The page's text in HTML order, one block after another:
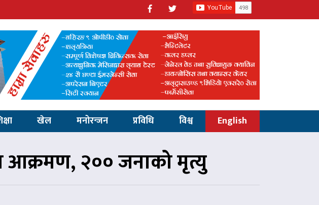
खेल मनोरन्जन प्रविधि विश्व English
आक्रमण, २०० जनाको मृत्यु